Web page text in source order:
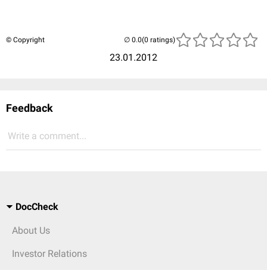
© Copyright
23.01.2012
(0 ratings)
Feedback
Write a comment...
DocCheck
About Us
Investor Relations